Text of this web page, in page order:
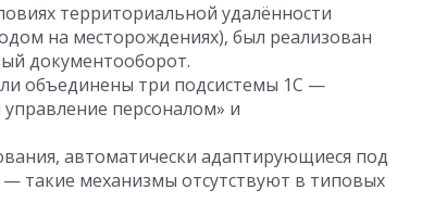
территориальной удалённости
на месторождениях), был реализован
документооборот.
объединены три подсистемы 1С —
управление персоналом» и
автоматически адаптирующиеся под
такие механизмы отсутствуют в типовых